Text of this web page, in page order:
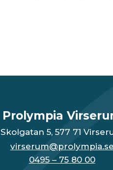
Prolympia
Skolgatan 5, 577 71
virserum@prolympia.se
0495 – 75 80 00